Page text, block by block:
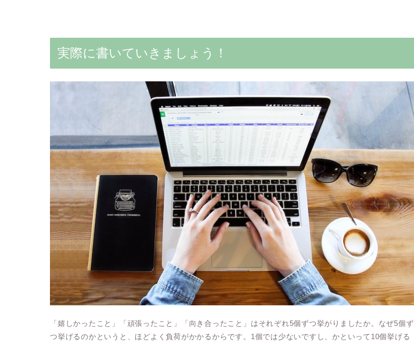
実際に書いていきましょう！
「嬉しかったこと」「頑張ったこと」「向き合ったこと」はそれぞれ5個ずつ挙がりましたか。なぜ5個ず
つ挙げるのかというと、ほどよく負荷がかかるからです。1個では少ないですし、かといって10個挙げる